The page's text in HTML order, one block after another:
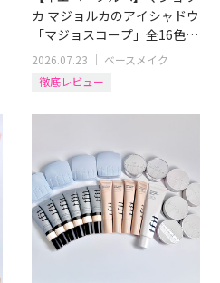
カ マジョルカのアイシャドウ
「マジョスコープ」全16色ス
ウォッチつきレビュー
2026.07.23 ｜ ベースメイク
徹底レビュー